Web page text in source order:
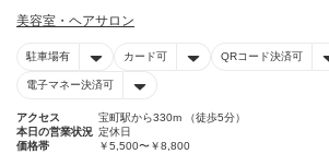
美容室・ヘアサロン
駐車場有 カード可 QRコード決済可
電子マネー決済可
アクセス
宝町駅から330m （徒歩5分）
本日の営業状況 定休日
価格帯
￥5,500〜￥8,800